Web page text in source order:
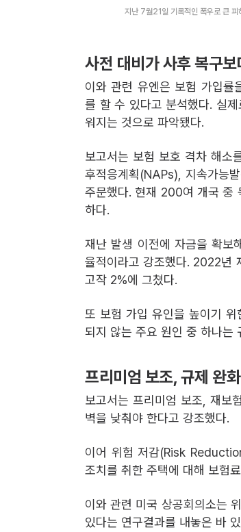
지난 7월21일 기록적인 폭우로 큰 피
사전 대비가 사후 복구
이와 관련 유엔은 보험 가입률
를 할 수 있다고 분석했다. 실
워지는 것으로 파악됐다.
보고서는 보험 보호 격차 해소
후적응계획(NAPs), 지속가능
주문했다. 현재 200여 개국 중
하다.
재난 발생 이전에 자금을 확
율적이라고 강조했다. 2022년
고작 2%에 그쳤다.
또 보험 가입 유인을 높이기 위
되지 않는 주요 원인 중 하나는
프리미엄 보조, 규제 완
보고서는 프리미엄 보조, 재보
벽을 낮춰야 한다고 강조했다.
이어 위험 저감(Risk
조치를 취한 주택에 대해 보험
이와 관련 미국 상공회의소는
있다는 연구결과를 내놓은 바